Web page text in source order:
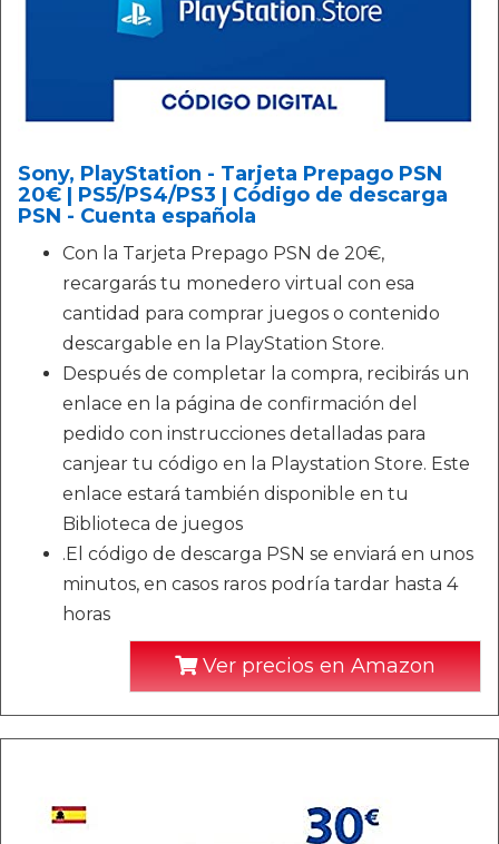
Sony, PlayStation - Tarjeta Prepago PSN
20€ | PS5/PS4/PS3 | Código de descarga
PSN - Cuenta española
Con la Tarjeta Prepago PSN de 20€,
recargarás tu monedero virtual con esa
cantidad para comprar juegos o contenido
descargable en la PlayStation Store.
Después de completar la compra, recibirás un
enlace en la página de confirmación del
pedido con instrucciones detalladas para
canjear tu código en la Playstation Store. Este
enlace estará también disponible en tu
Biblioteca de juegos
.El código de descarga PSN se enviará en unos
minutos, en casos raros podría tardar hasta 4
horas
Ver precios en Amazon